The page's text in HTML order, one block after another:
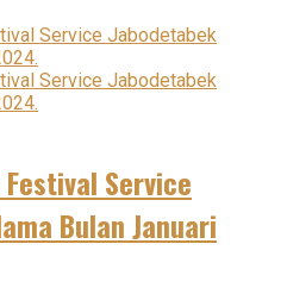
Service
Bulan Januari